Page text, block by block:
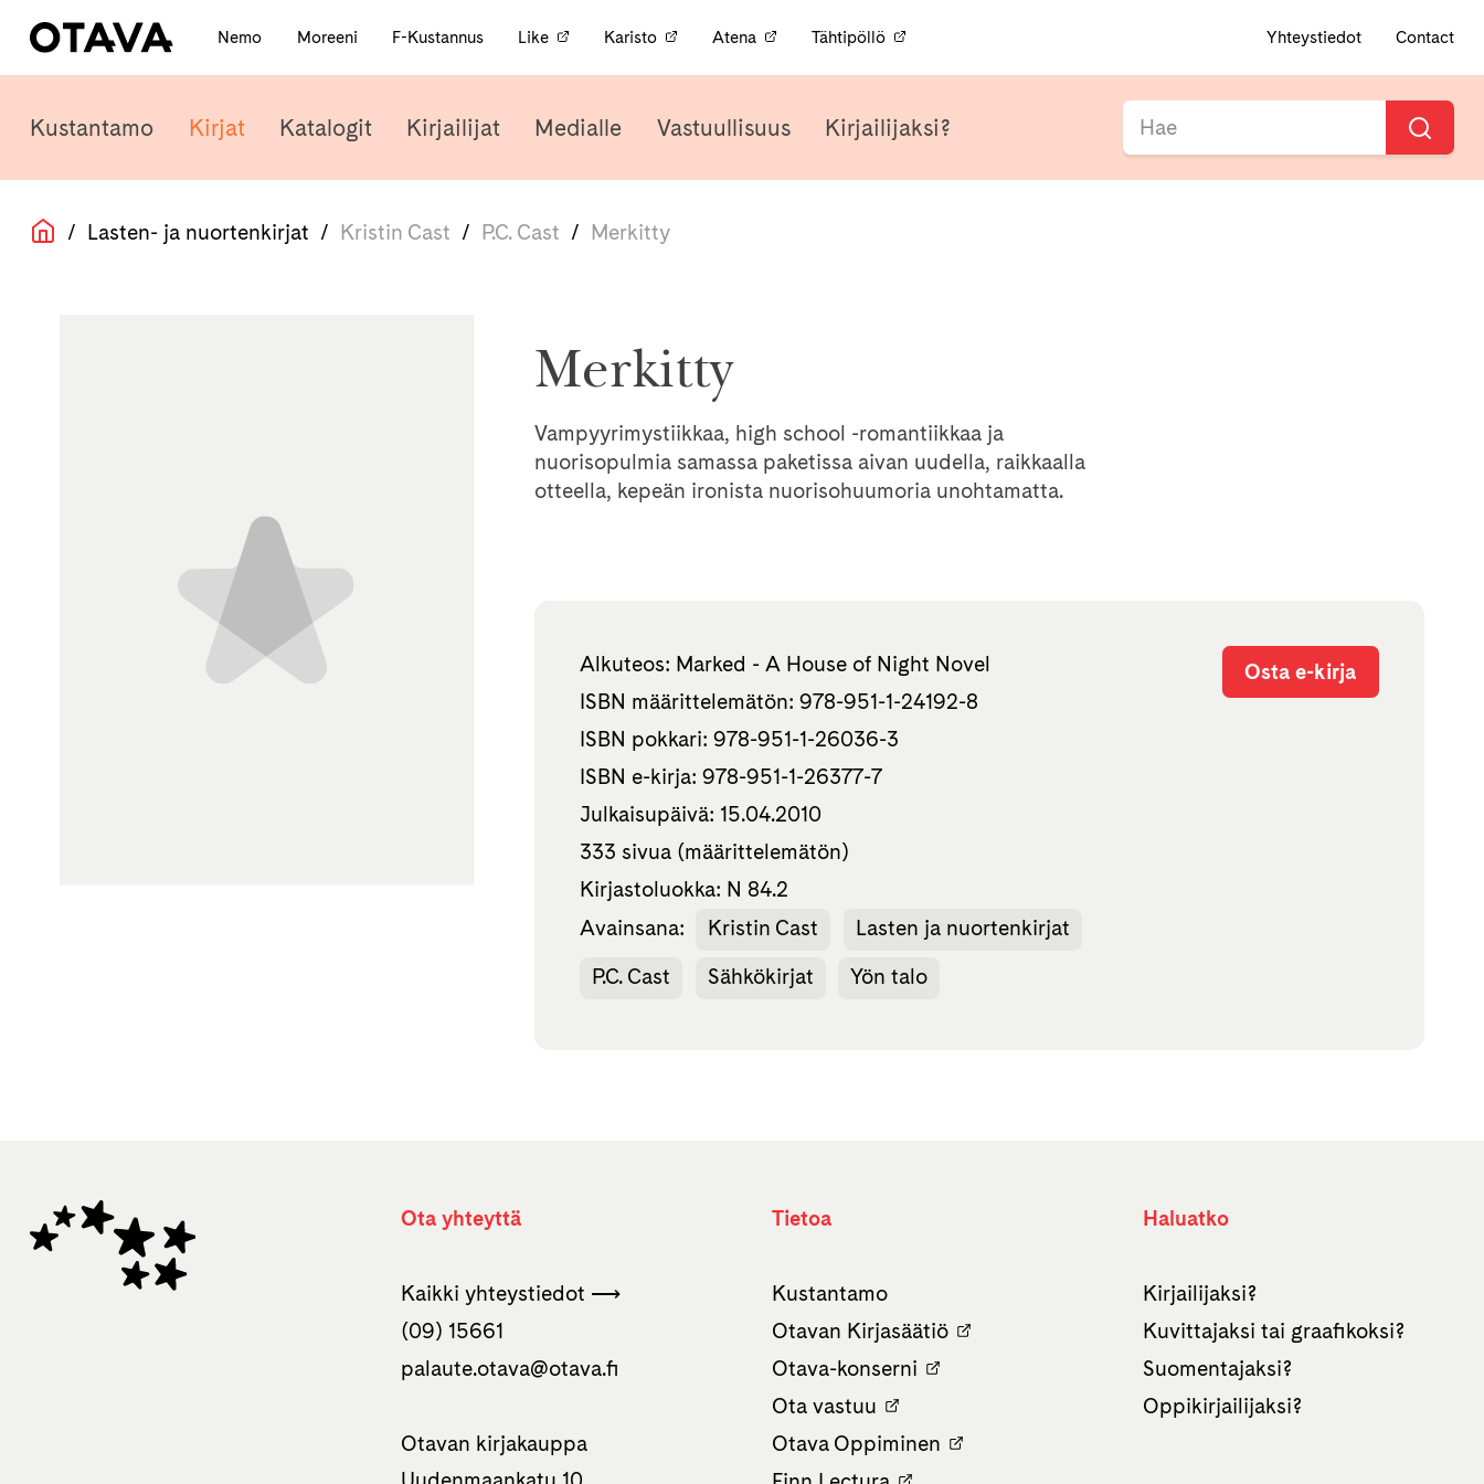
Nemo Moreeni F-Kustannus Like Karisto Atena Tähtipöllö Yhteystiedot Contact
Kustantamo Kirjat Katalogit Kirjailijat Medialle Vastuullisuus Kirjailijaksi?
/ Lasten- ja nuortenkirjat / Kristin Cast / P.C. Cast / Merkitty
Merkitty
Vampyyrimystiikkaa, high school -romantiikkaa ja
nuorisopulmia samassa paketissa aivan uudella, raikkaalla
otteella, kepeän ironista nuorisohuumoria unohtamatta.
Alkuteos: Marked - A House of Night Novel
ISBN määrittelemätön: 978-951-1-24192-8
ISBN pokkari: 978-951-1-26036-3
ISBN e-kirja: 978-951-1-26377-7
Julkaisupäivä: 15.04.2010
333 sivua (määrittelemätön)
Kirjastoluokka: N 84.2
Avainsana:
Kristin Cast
Lasten ja nuortenkirjat
P.C. Cast
Sähkökirjat Yön talo
Osta e-kirja
Ota yhteyttä
Kaikki yhteystiedot ⟶
(09) 15661
palaute.otava­@otava.fi
Otavan kirjakauppa
Tietoa
Kustantamo
Otavan Kirjasäätiö
Otava-konserni
Ota vastuu
Otava Oppiminen
Haluatko
Kirjailijaksi?
Kuvittajaksi tai graafikoksi?
Suomentajaksi?
Oppikirjailijaksi?